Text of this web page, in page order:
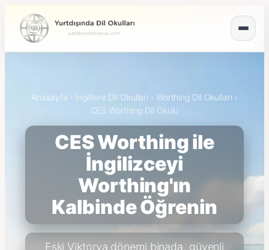
Anasayfa › İngiltere Dil Okulları › Worthing Dil Okulları ›
CES Worthing Dil Okulu
CES Worthing ile
İngilizceyi
Worthing'ın
Kalbinde Öğrenin
Eski Viktorya dönemi binada, güvenli